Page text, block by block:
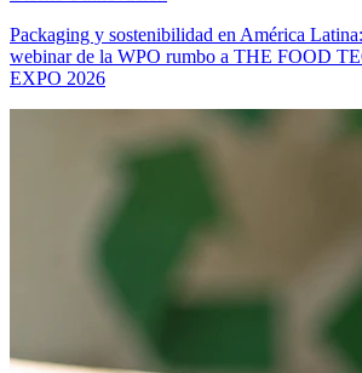
Packaging y sostenibilidad en América
webinar de la WPO rumbo a THE FOOD
EXPO 2026